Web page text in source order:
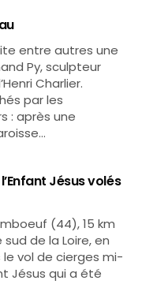
entre autres une
Py, sculpteur
Charlier.
par les
: après une
Jésus volés
(44), 15 km
de la Loire, en
vol de cierges mi-
Jésus qui a été